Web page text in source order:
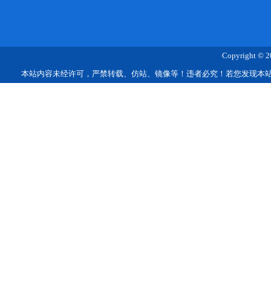
Copyright ©
本站内容未经许可，严禁转载、仿站、镜像等！违者必究！若您发现